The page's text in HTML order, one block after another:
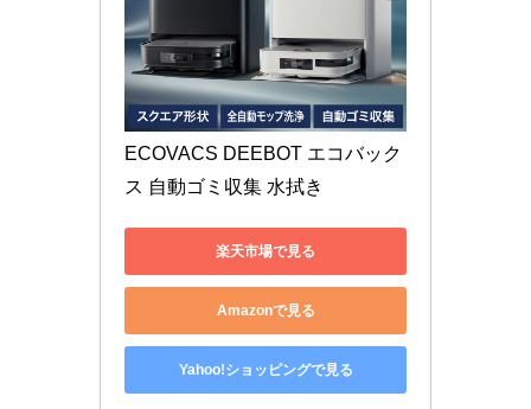
ECOVACS DEEBOT エコバック
ス 自動ゴミ収集 水拭き
楽天市場で見る
Amazonで見る
Yahoo!ショッピングで見る